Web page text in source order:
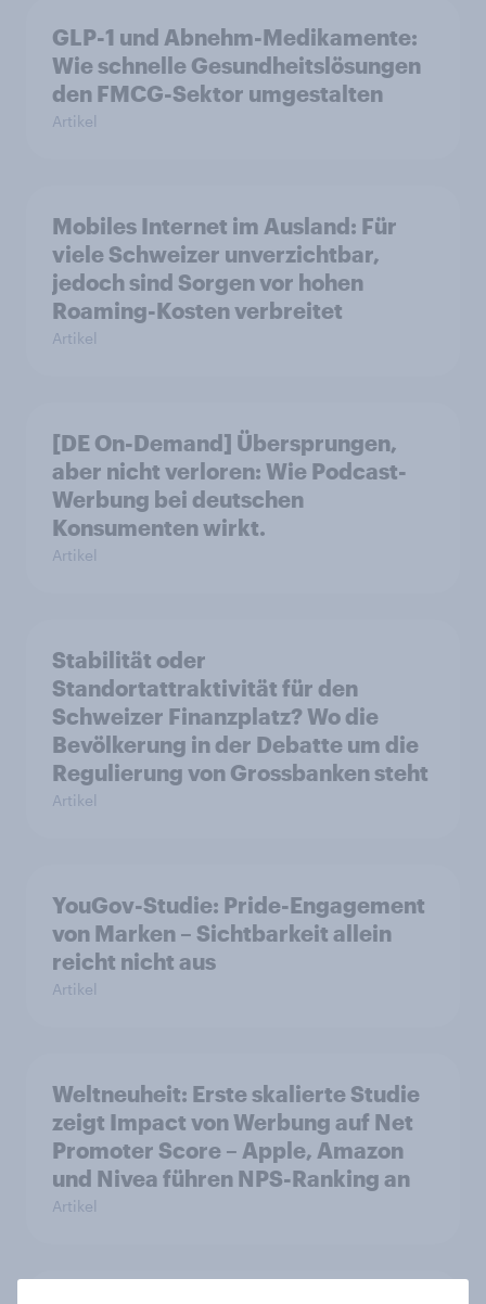
GLP-1 und Abnehm-Medikamente:
Wie schnelle Gesundheitslösungen
den FMCG-Sektor umgestalten
Artikel
Mobiles Internet im Ausland: Für
viele Schweizer unverzichtbar,
jedoch sind Sorgen vor hohen
Roaming-Kosten verbreitet
Artikel
[DE On-Demand] Übersprungen,
aber nicht verloren: Wie Podcast-
Werbung bei deutschen
Konsumenten wirkt.
Artikel
Stabilität oder
Standortattraktivität für den
Schweizer Finanzplatz? Wo die
Bevölkerung in der Debatte um die
Regulierung von Grossbanken steht
Artikel
YouGov-Studie: Pride-Engagement
von Marken – Sichtbarkeit allein
reicht nicht aus
Artikel
Weltneuheit: Erste skalierte Studie
zeigt Impact von Werbung auf Net
Promoter Score – Apple, Amazon
und Nivea führen NPS-Ranking an
Artikel